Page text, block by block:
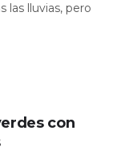
las lluvias, pero
con